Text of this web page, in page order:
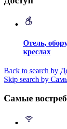
Отель,
креслах
Back to search by
Skip search by
Самые